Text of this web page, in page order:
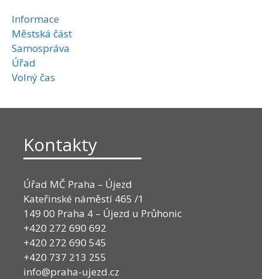
Informace
Městská část
Samospráva
Úřad
Volný čas
Kontakty
Úřad MČ Praha – Újezd
Kateřinské náměstí 465 /1
149 00 Praha 4 – Újezd u Průhonic
+420 272 690 692
+420 272 690 545
+420 737 213 255
info@praha-ujezd.cz